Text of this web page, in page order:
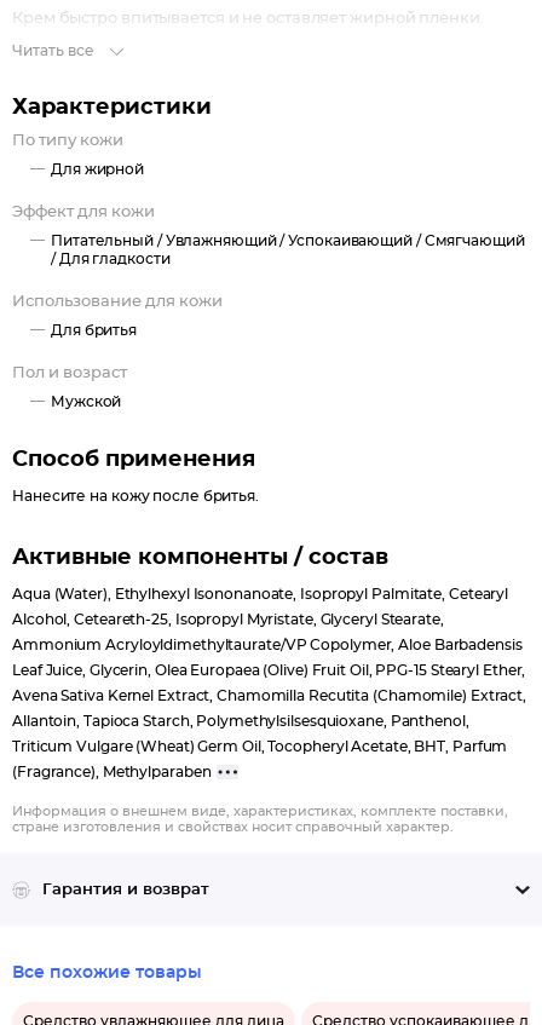
Крем быстро впитывается и не оставляет жирной пленки.
Читать все
Характеристики
По типу кожи
Для жирной
Эффект для кожи
Питательный /Увлажняющий /Успокаивающий /Смягчающий
/ Для гладкости
Использование для кожи
Для бритья
Пол и возраст
Мужской
Способ применения
Нанесите на кожу после бритья.
Активные компоненты / состав
Aqua (Water), Ethylhexyl Isononanoate, Isopropyl Palmitate, Cetearyl
Alcohol, Ceteareth-25, Isopropyl Myristate, Glyceryl Stearate,
Ammonium Acryloyldimethyltaurate/VP Copolymer, Aloe Barbadensis
Leaf Juice, Glycerin, Olea Europaea (Olive) Fruit Oil, PPG-15 Stearyl Ether,
Avena Sativa Kernel Extract, Chamomilla Recutita (Chamomile) Extract,
Allantoin, Tapioca Starch, Polymethylsilsesquioxane, Panthenol,
Triticum Vulgare (Wheat) Germ Oil, Tocopheryl Acetate, BHT, Parfum
(Fragrance), Methylparaben
Информация о внешнем виде, характеристиках, комплекте поставки,
стране изготовления и свойствах носит справочный характер.
Гарантия и возврат
Все похожие товары
Средство увлажняющее для лица Средство успокаивающее